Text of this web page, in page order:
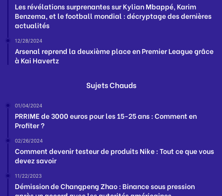
Les révélations surprenantes sur Kylian Mbappé, Karim
Benzema, et le football mondial : décryptage des dernières
actualités
12/28/2024
Arsenal reprend la deuxième place en Premier League grâce
à Kai Havertz
Sujets Chauds
01/04/2024
PRRIME de 3000 euros pour les 15-25 ans : Comment en
Profiter ?
02/26/2024
Comment devenir testeur de produits Nike : Tout ce que vous
devez savoir
11/22/2023
Démission de Changpeng Zhao : Binance sous pression